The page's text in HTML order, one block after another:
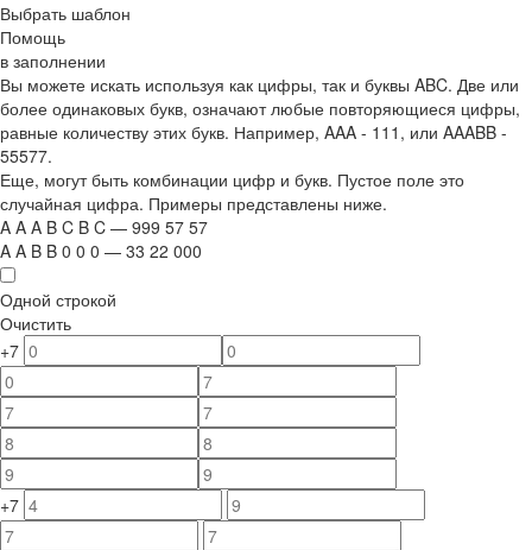
Выбрать шаблон
Помощь
в заполнении
Вы можете искать используя как цифры, так и буквы ABC. Две или
более одинаковых букв, означают любые повторяющиеся цифры,
равные количеству этих букв. Например, AAA - 111 , или AAABB -
55577.
Еще, могут быть комбинации цифр и букв. Пустое поле это
случайная цифра. Примеры представлены ниже.
A A A B C B C — 999 57 57
A A B B 0 0 0 — 33 22 000
Одной строкой
Очистить
+7
+7